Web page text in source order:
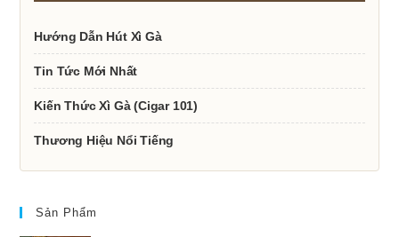
Hướng Dẫn Hút Xì Gà
Tin Tức Mới Nhất
Kiến Thức Xì Gà (Cigar 101)
Thương Hiệu Nổi Tiếng
Sản Phẩm